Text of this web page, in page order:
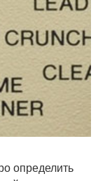
определить